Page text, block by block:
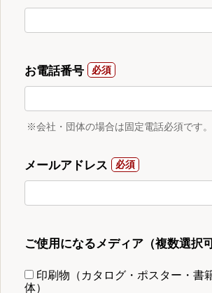
お電話番号
※会社・団体の場合は固定電話必須です。
メールアドレス
ご使用になるメディア（複数選択可
印刷物（カタログ・ポスター・書
体）